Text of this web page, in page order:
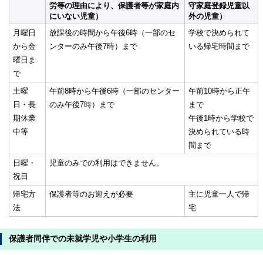
労等の理由により、保護者等が家庭内
にいない児童）
守家庭登録児童以
外の児童）
月曜日
から金
曜日ま
で
放課後の時間から午後6時（一部のセ
ンターのみ午後7時）まで
学校で決められて
いる帰宅時間まで
土曜
日・長
期休業
中等
午前8時から午後6時（一部のセンター
のみ午後7時）まで
午前10時から正午
まで
午後1時から学校で
決められている時
間まで
日曜・
祝日
児童のみでの利用はできません。
帰宅方
法
保護者等のお迎えが必要
主に児童一人で帰
宅
保護者同伴での未就学児や小学生の利用